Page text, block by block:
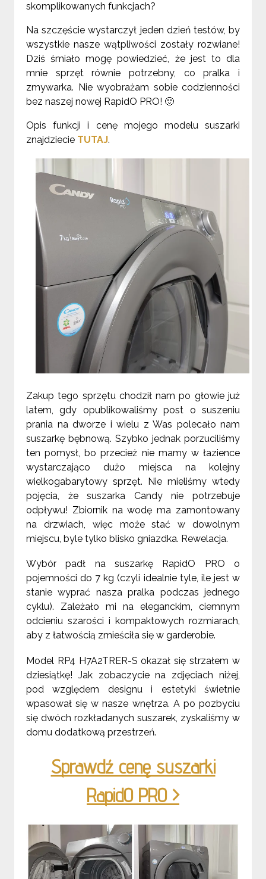
skomplikowanych funkcjach?
Na szczęście wystarczył jeden dzień testów, by
wszystkie nasze wątpliwości zostały rozwiane!
Dziś śmiało mogę powiedzieć, że jest to dla
mnie sprzęt równie potrzebny, co pralka i
zmywarka. Nie wyobrażam sobie codzienności
bez naszej nowej RapidO PRO! 🙂
Opis funkcji i cenę mojego modelu suszarki
znajdziecie TUTAJ.
Zakup tego sprzętu chodził nam po głowie już
latem, gdy opublikowaliśmy post o suszeniu
prania na dworze i wielu z Was polecało nam
suszarkę bębnową. Szybko jednak porzuciliśmy
ten pomysł, bo przecież nie mamy w łazience
wystarczająco dużo miejsca na kolejny
wielkogabarytowy sprzęt. Nie mieliśmy wtedy
pojęcia, że suszarka Candy nie potrzebuje
odpływu! Zbiornik na wodę ma zamontowany
na drzwiach, więc może stać w dowolnym
miejscu, byle tylko blisko gniazdka. Rewelacja.
Wybór padł na suszarkę RapidO PRO o
pojemności do 7 kg (czyli idealnie tyle, ile jest w
stanie wyprać nasza pralka podczas jednego
cyklu). Zależało mi na eleganckim, ciemnym
odcieniu szarości i kompaktowych rozmiarach,
aby z łatwością zmieściła się w garderobie.
Model RP4 H7A2TRER-S okazał się strzałem w
dziesiątkę! Jak zobaczycie na zdjęciach niżej,
pod względem designu i estetyki świetnie
wpasował się w nasze wnętrza. A po pozbyciu
się dwóch rozkładanych suszarek, zyskaliśmy w
domu dodatkową przestrzeń.
Sprawdź cenę suszarki
RapidO PRO >